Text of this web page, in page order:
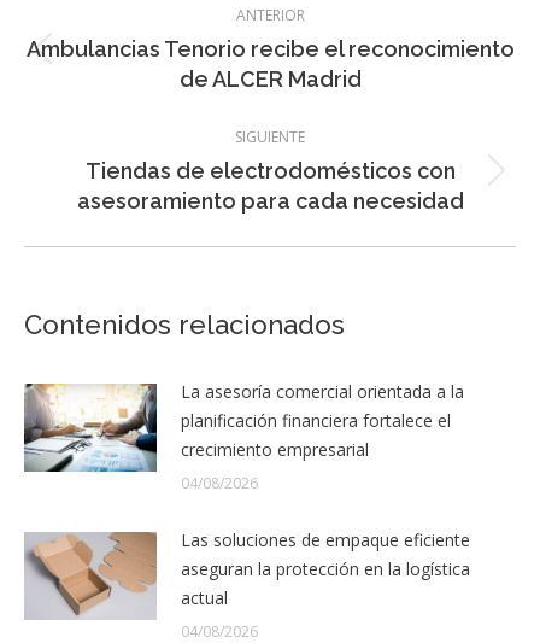
entre
ANTERIOR
Entrada
anterior:
Ambulancias Tenorio recibe el reconocimiento
de ALCER Madrid
SIGUIENTE
Entrada
siguiente:
Tiendas de electrodomésticos con
asesoramiento para cada necesidad
Contenidos relacionados
La asesoría comercial orientada a la
planificación financiera fortalece el
crecimiento empresarial
04/08/2026
Las soluciones de empaque eficiente
aseguran la protección en la logística
actual
04/08/2026